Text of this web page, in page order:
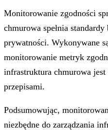
Monitorowanie zgodności
chmurowa spełnia
prywatności. Wykonywane
monitorowanie metryk
infrastruktura chmurowa
przepisami.
Podsumowując,
niezbędne do zarządzania